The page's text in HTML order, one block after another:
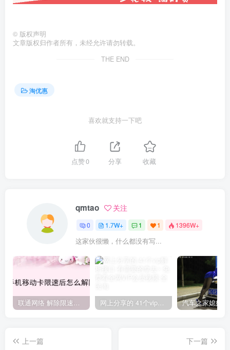
© 版权声明
文章版权归作者所有，未经允许请勿转载。
THE END
淘优惠
喜欢就支持一下吧
点赞0 分享 收藏
qmtao 关注
0 1.7W+ 1 1 1396W+
这家伙很懒，什么都没有写...
联通网络 解除限速方法参考！畅享、畅玩、老白干等及其它地区自测了 网上分享的 41个vip解析接口 有需要的拿去~ 免费看全网VIP会员视频
上一篇
下一篇